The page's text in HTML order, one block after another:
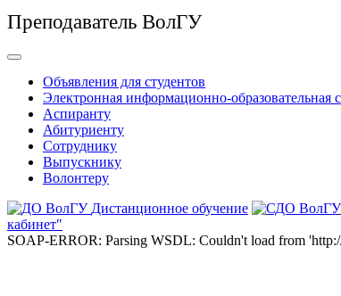
Преподаватель ВолГУ
Объявления для студентов
Электронная информационно-образовательная
Аспиранту
Абитуриенту
Сотруднику
Выпускнику
Волонтеру
Дистанционное обучение
кабинет"
SOAP-ERROR: Parsing WSDL: Couldn't load from